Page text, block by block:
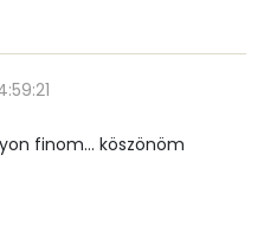
finom... köszönöm